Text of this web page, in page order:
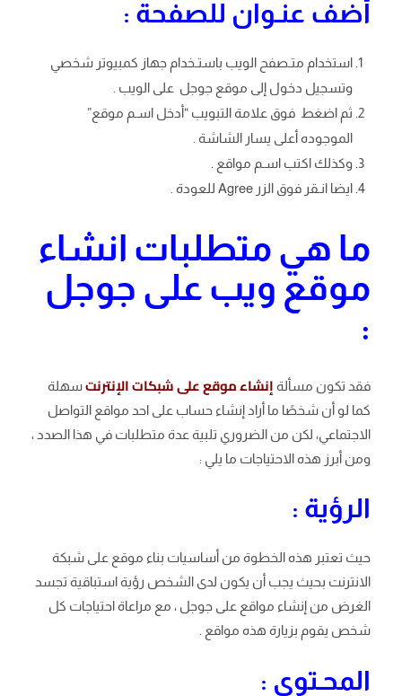
أضف عنـوان للصفحة :
استخدام متـصفح الويب باستـخدام جهاز كمبيوتر شخصي
وتسجيل دخول إلى موقع جوجل على الويب .
ثم اضغط فوق علامة التبويب “أدخل اسـم موقع”
الموجوده أعلى يسار الشاشة .
وكذلك اكتب اسـم مواقع .
ايضا انـقر فوق الزر Agree للعودة .
ما هي متطلبات انشاء
موقع ويب على جوجل
:
فقد تكون مسألة إنشاء موقع على شبكات الإنترنتسهلة
كما لو أن شخصًا ما أراد إنشاء حساب على احد مواقع التواصل
الاجتماعي، لكن من الضروري تلبية عدة متطلبات في هذا الصدد ،
ومن أبرز هذه الاحتياجات ما يلي :
الرؤية :
حيث تعتبر هذه الخطوة من أساسيات بناء موقع على شبكة
الانترنت بحيث يجب أن يكون لدى الشخص رؤية استباقية تجسد
الغرض من إنشاء مواقع على جوجل ، مع مراعاة احتياجات كل
شخص يقوم بزيارة هذه مواقع .
المحـتوى :